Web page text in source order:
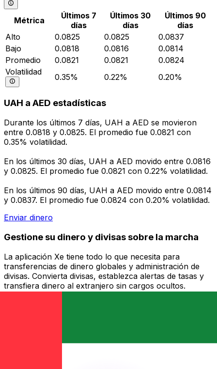
Métrica
Últimos 7
días
Últimos 30
días
Últimos 90
días
Alto
0.0825 0.0825
0.0837
Bajo
0.0818 0.0816
0.0814
Promedio
0.0821 0.0821
0.0824
Volatilidad
0.35% 0.22% 0.20%
UAH a AED estadísticas
Durante los últimos 7 días, UAH a AED se movieron
entre 0.0818 y 0.0825. El promedio fue 0.0821 con
0.35% volatilidad.
En los últimos 30 días, UAH a AED movido entre 0.0816
y 0.0825. El promedio fue 0.0821 con 0.22% volatilidad.
En los últimos 90 días, UAH a AED movido entre 0.0814
y 0.0837. El promedio fue 0.0824 con 0.20% volatilidad.
Enviar dinero
Gestione su dinero y divisas sobre la marcha
La aplicación Xe tiene todo lo que necesita para
transferencias de dinero globales y administración de
divisas. Convierta divisas, establezca alertas de tasas y
transfiera dinero al extranjero sin cargos ocultos.